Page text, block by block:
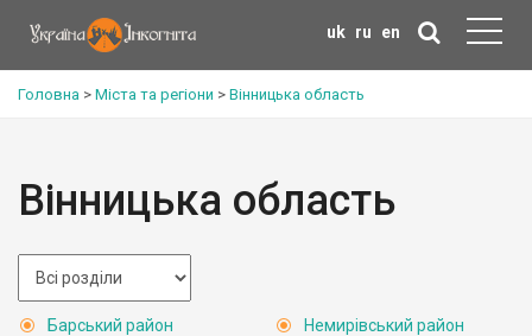
uk ru en
Головна > Міста та регіони > Вінницька область
Вінницька область
Барський район
Немирівський район